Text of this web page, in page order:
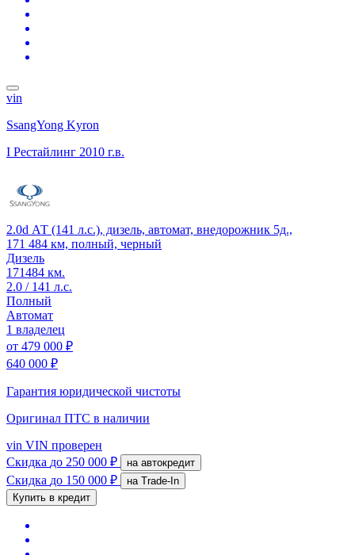
vin
SsangYong Kyron
I Рестайлинг 2010 г.в.
2.0d АТ (141 л.с.), дизель, автомат, внедорожник 5д.,
171 484 км, полный, черный
Дизель
171484 км.
2.0 / 141 л.с.
Полный
Автомат
1 владелец
от 479 000 ₽
640 000 ₽
Гарантия юридической чистоты
Оригинал ПТС в наличии
vin VIN проверен
Скидка до 250 000 ₽ на автокредит
Скидка до 150 000 ₽
на Trade-In
Купить в кредит